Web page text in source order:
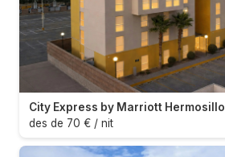
City Express by Marriott Hermosillo
des de 70 € / nit